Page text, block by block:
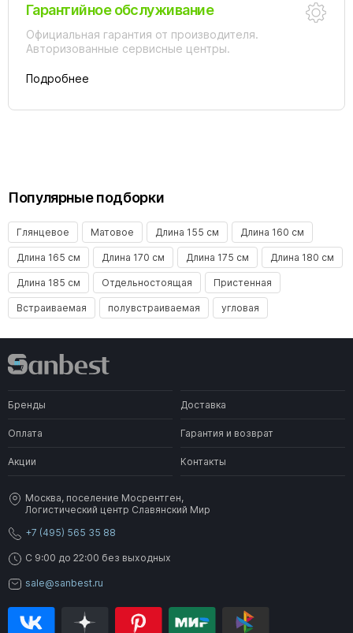
Гарантийное обслуживание
Официальная гарантия от производителя.
Авторизованные сервисные центры.
Подробнее
Популярные подборки
Глянцевое Матовое Длина 155 см Длина 160 см
Длина 165 см Длина 170 см Длина 175 см Длина 180 см
Длина 185 см Отдельностоящая Пристенная
Встраиваемая полувстраиваемая угловая
Бренды Доставка
Оплата Гарантия и возврат
Акции Контакты
Москва, поселение Мосрентген,
Логистический центр Славянский Мир
+7 (495) 565 35 88
C 9:00 до 22:00 без выходных
sale@sanbest.ru